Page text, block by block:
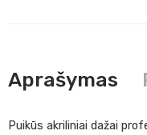
Aprašymas
Puikūs akriliniai dažai